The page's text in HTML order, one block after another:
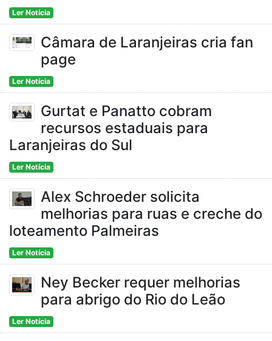
Ler Notícia
Câmara de Laranjeiras cria fan
page
Ler Notícia
Gurtat e Panatto cobram
recursos estaduais para
Laranjeiras do Sul
Ler Notícia
Alex Schroeder solicita
melhorias para ruas e creche do
loteamento Palmeiras
Ler Notícia
Ney Becker requer melhorias
para abrigo do Rio do Leão
Ler Notícia